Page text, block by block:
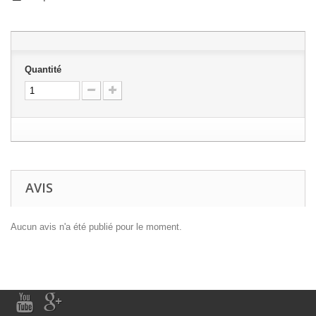
Quantité
AVIS
Aucun avis n'a été publié pour le moment.